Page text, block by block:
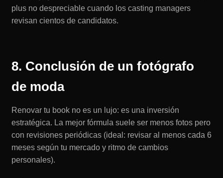
plus no despreciable cuando los casting managers
revisan cientos de candidatos.
8. Conclusión de un fotógrafo
de moda
Renovar tu book no es un lujo: es una inversión
estratégica. La mejor fórmula suele ser menos fotos pero
con revisiones periódicas (ideal: revisar al menos cada 6
meses según tu mercado y ritmo de cambios
personales).